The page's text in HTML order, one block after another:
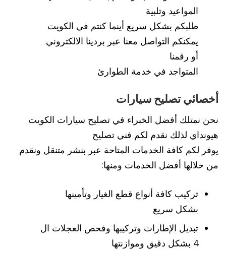
المواعيد وتلبية
طلبكم بشكل سريع أينما كنتم في الكويت
يمكنكم التواصل معنا عبر بردينا الالكتروني
أو رقمنا
المتواجد في خدمة الطوارئ
أخصائي تصليح سيارات
نحن نمتلك أفضل الخبراء في تصليح سيارات الكويت
هيونداي لذلك نقدم لكم فني تصليح
يوفر لكم كافة الخدمات المتاحة عبر بنشر متنقل ونقدم
من خلالها أفضل الخدمات ومنها:
تركيب كافة أنواع قطع الغيار وتأمينها
بشكل سريع
تبديل الإطارات وتركيبها وفحص العجلات ال
4 بشكل دقيق وموازنتها